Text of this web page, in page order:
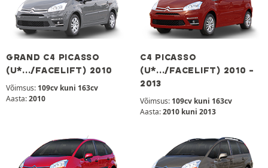
GRAND C4 PICASSO
(U*.../FACELIFT) 2010
Võimsus: 109cv kuni 163cv
Aasta:2010
C4 PICASSO
(U*.../FACELIFT) 2010 -
2013
Võimsus: 109cv kuni 163cv
Aasta:2010 kuni 2013